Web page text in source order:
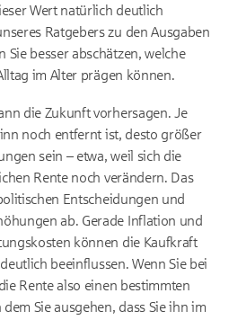
Wert natürlich deutlich
Ratgebers zu den Ausgaben
Sie besser abschätzen, welche
im Alter prägen können.
die Zukunft vorhersagen. Je
noch entfernt ist, desto größer
sein – etwa, weil sich die
Rente noch verändern. Das
Entscheidungen und
ab. Gerade Inflation und
können die Kaufkraft
beeinflussen. Wenn Sie bei
Rente also einen bestimmten
Sie ausgehen, dass Sie ihn im